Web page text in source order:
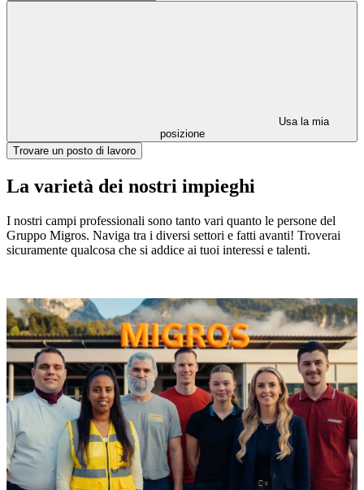
Usa la mia
posizione
Trovare un posto di lavoro
La varietà dei nostri impieghi
I nostri campi professionali sono tanto vari quanto le persone del
Gruppo Migros. Naviga tra i diversi settori e fatti avanti! Troverai
sicuramente qualcosa che si addice ai tuoi interessi e talenti.